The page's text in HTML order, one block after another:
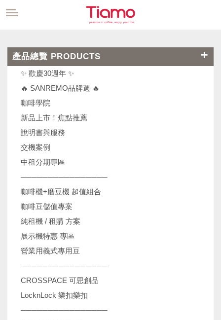
產品總覽 PRODUCTS
✨ 歡慶30週年 ✨
🔥 SANREMO品牌週 🔥
咖啡學院
新品上市！焦點推薦
說明書與服務
交機案例
中租分期專區
────────────────
咖啡機+磨豆機 超值組合
咖啡豆儲值專案
純租機 / 租購 方案
展示機特惠 專區
營業用義式專用豆
────────────────
CROSSPACE 可思創品
LocknLock 樂扣樂扣
────────────────